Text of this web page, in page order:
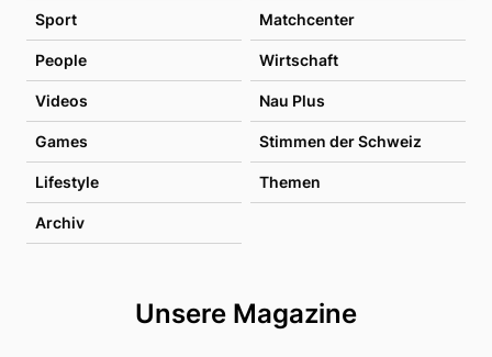
Sport Matchcenter
People Wirtschaft
Videos Nau Plus
Games Stimmen der Schweiz
Lifestyle Themen
Archiv
Unsere Magazine